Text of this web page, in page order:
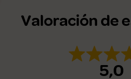
Valoración de
5,0